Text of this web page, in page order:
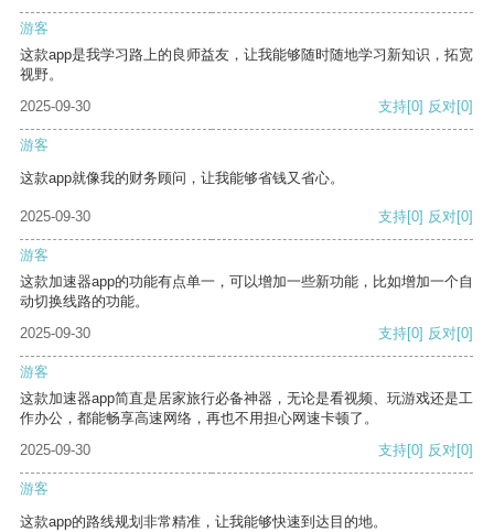
游客
这款app是我学习路上的良师益友，让我能够随时随地学习新知识，拓宽
视野。
2025-09-30
支持[0] 反对[0]
游客
这款app就像我的财务顾问，让我能够省钱又省心。
2025-09-30 支持[0] 反对[0]
游客
这款加速器app的功能有点单一，可以增加一些新功能，比如增加一个自
动切换线路的功能。
2025-09-30
支持[0] 反对[0]
游客
这款加速器app简直是居家旅行必备神器，无论是看视频、玩游戏还是工
作办公，都能畅享高速网络，再也不用担心网速卡顿了。
2025-09-30
支持[0] 反对[0]
游客
这款app的路线规划非常精准，让我能够快速到达目的地。